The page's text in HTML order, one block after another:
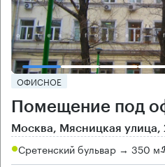
ОФИСНОЕ
Помещение под
Москва, Мясницкая улица,
Сретенский бульвар → 350 м